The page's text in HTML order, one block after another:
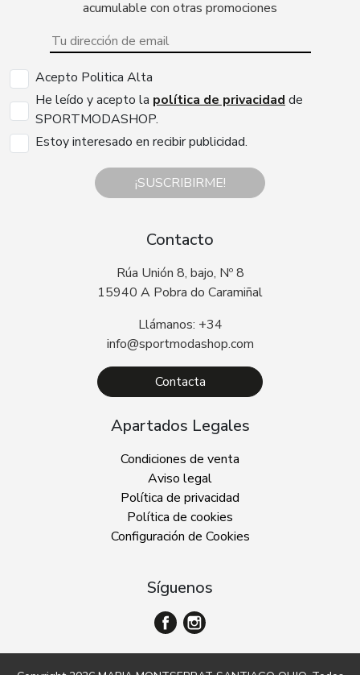
acumulable con otras promociones
Acepto Politica Alta
He leído y acepto la política de privacidad de
SPORTMODASHOP.
Estoy interesado en recibir publicidad.
¡SUSCRIBIRME!
Contacto
Rúa Unión 8, bajo, Nº 8
15940 A Pobra do Caramiñal
Llámanos: +34
info@sportmodashop.com
Contacta
Apartados Legales
Condiciones de venta
Aviso legal
Política de privacidad
Política de cookies
Configuración de Cookies
Síguenos